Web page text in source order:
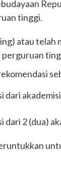
tinggi.
atau
dari
dari 2 (dua)